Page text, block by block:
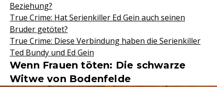
Beziehung?
True Crime: Hat Serienkiller Ed Gein auch seinen
Bruder getötet?
True Crime: Diese Verbindung haben die Serienkiller
Ted Bundy und Ed Gein
Wenn Frauen töten: Die schwarze
Witwe von Bodenfelde